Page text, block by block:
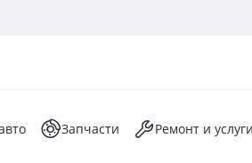
Запчасти Ремонт и услуги